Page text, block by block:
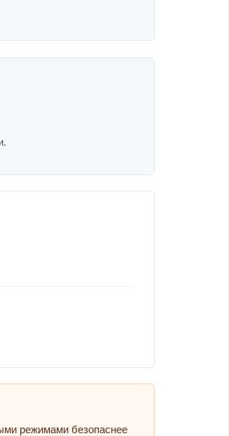
режимами безопаснее